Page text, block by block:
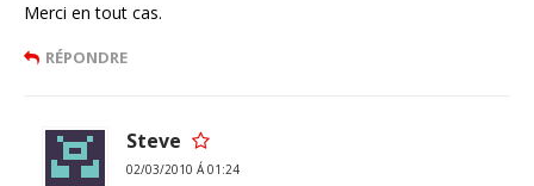
Merci en tout cas.
RÉPONDRE
Steve
02/03/2010 Á 01:24